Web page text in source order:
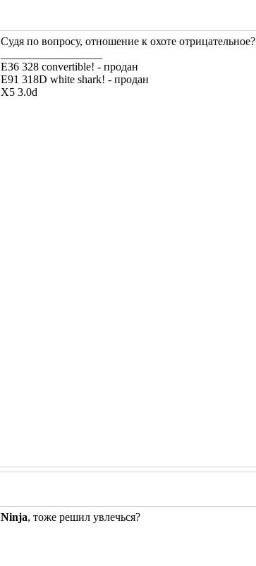
Судя по вопросу, отношение к охоте отрицательное?
E36 328 convertible! - продан
E91 318D white shark! - продан
X5 3.0d
Ninja, тоже решил увлечься?